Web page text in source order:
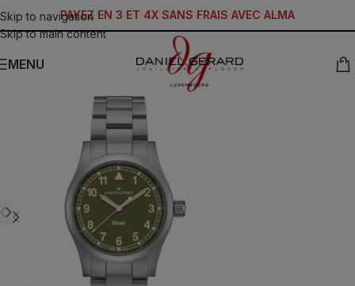
Skip to navigation
Skip to main content
PAYEZ EN 3 ET 4X SANS FRAIS AVEC ALMA
MENU